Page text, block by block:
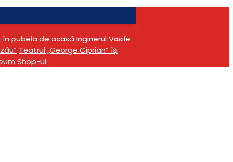
pubela de acasă Inginerul Vasile
Teatrul „George Ciprian” își
Shop-ul